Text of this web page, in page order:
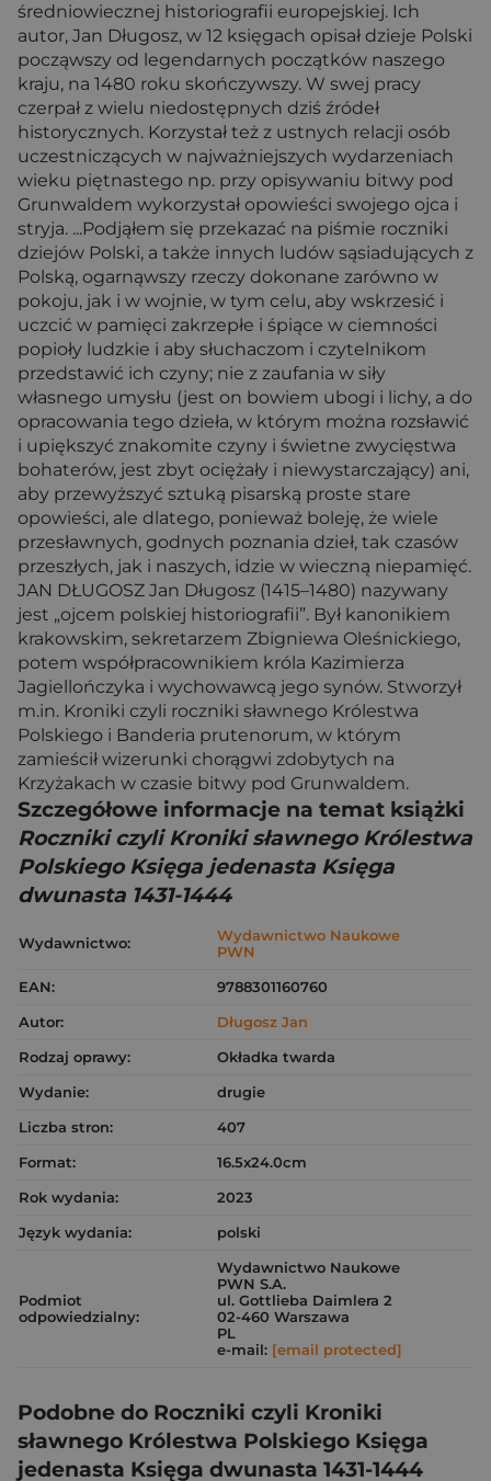
średniowiecznej historiografii europejskiej. Ich
autor, Jan Długosz, w 12 księgach opisał dzieje Polski
począwszy od legendarnych początków naszego
kraju, na 1480 roku skończywszy. W swej pracy
czerpał z wielu niedostępnych dziś źródeł
historycznych. Korzystał też z ustnych relacji osób
uczestniczących w najważniejszych wydarzeniach
wieku piętnastego np. przy opisywaniu bitwy pod
Grunwaldem wykorzystał opowieści swojego ojca i
stryja. ...Podjąłem się przekazać na piśmie roczniki
dziejów Polski, a także innych ludów sąsiadujących z
Polską, ogarnąwszy rzeczy dokonane zarówno w
pokoju, jak i w wojnie, w tym celu, aby wskrzesić i
uczcić w pamięci zakrzepłe i śpiące w ciemności
popioły ludzkie i aby słuchaczom i czytelnikom
przedstawić ich czyny; nie z zaufania w siły
własnego umysłu (jest on bowiem ubogi i lichy, a do
opracowania tego dzieła, w którym można rozsławić
i upiększyć znakomite czyny i świetne zwycięstwa
bohaterów, jest zbyt ociężały i niewystarczający) ani,
aby przewyższyć sztuką pisarską proste stare
opowieści, ale dlatego, ponieważ boleję, że wiele
przesławnych, godnych poznania dzieł, tak czasów
przeszłych, jak i naszych, idzie w wieczną niepamięć.
JAN DŁUGOSZ Jan Długosz (1415–1480) nazywany
jest „ojcem polskiej historiografii”. Był kanonikiem
krakowskim, sekretarzem Zbigniewa Oleśnickiego,
potem współpracownikiem króla Kazimierza
Jagiellończyka i wychowawcą jego synów. Stworzył
m.in. Kroniki czyli roczniki sławnego Królestwa
Polskiego i Banderia prutenorum, w którym
zamieścił wizerunki chorągwi zdobytych na
Krzyżakach w czasie bitwy pod Grunwaldem.
Szczegółowe informacje na temat książki
Roczniki czyli Kroniki sławnego Królestwa
Polskiego Księga jedenasta Księga
dwunasta 1431-1444
Wydawnictwo:
Wydawnictwo Naukowe
PWN
EAN:
9788301160760
Autor:
Długosz Jan
Rodzaj oprawy:
Okładka twarda
Wydanie:
drugie
Liczba stron:
407
Format:
16.5x24.0cm
Rok wydania:
2023
Język wydania:
polski
Podmiot
odpowiedzialny:
Wydawnictwo Naukowe
PWN S.A.
ul. Gottlieba Daimlera 2
02-460 Warszawa
PL
e-mail: [email protected]
Podobne do Roczniki czyli Kroniki
sławnego Królestwa Polskiego Księga
jedenasta Księga dwunasta 1431-1444